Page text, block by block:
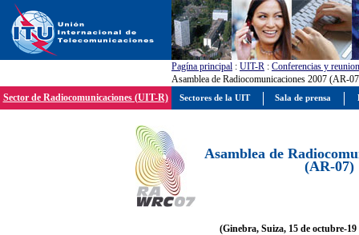
Pagína principal : UIT-R : Conferencias y
Asamblea de Radiocomunicaciones 2007 (AR-
Sector de Radiocomunicaciones (UIT-R)
Asamblea de
(AR-07)
(Ginebra, Suiza, 15 de octubre-19
Sectores de la UIT Sala de prensa